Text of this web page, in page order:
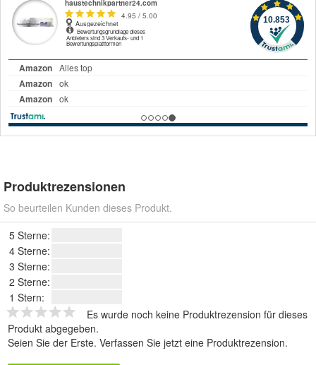
Produktrezensionen
So beurteilen Kunden dieses Produkt.
5 Sterne:
4 Sterne:
3 Sterne:
2 Sterne:
1 Stern:
Es wurde noch keine Produktrezension für dieses
Produkt abgegeben.
Seien Sie der Erste. Verfassen Sie jetzt eine Produktrezension.